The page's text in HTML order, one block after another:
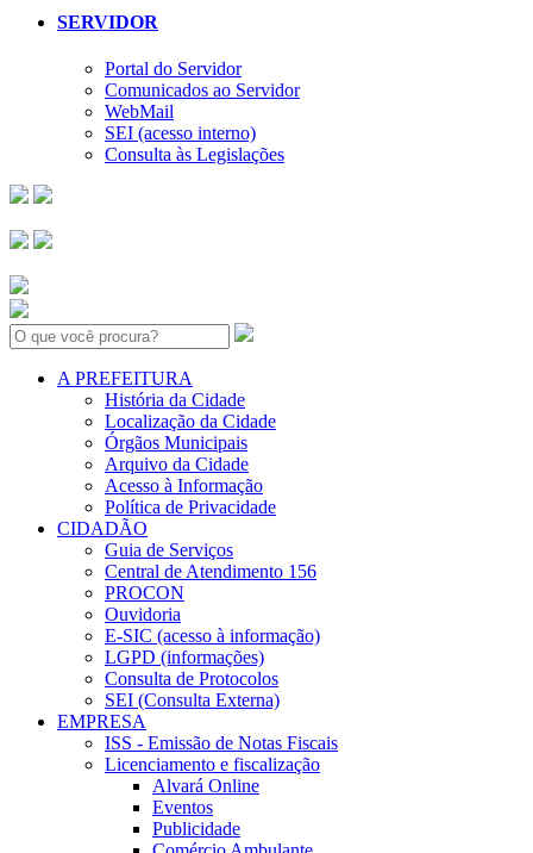
SERVIDOR
Portal do Servidor
Comunicados ao Servidor
WebMail
SEI (acesso interno)
Consulta às Legislações
Search:
A PREFEITURA
História da Cidade
Localização da Cidade
Órgãos Municipais
Arquivo da Cidade
Acesso à Informação
Política de Privacidade
CIDADÃO
Guia de Serviços
Central de Atendimento 156
PROCON
Ouvidoria
E-SIC (acesso à informação)
LGPD (informações)
Consulta de Protocolos
SEI (Consulta Externa)
EMPRESA
ISS - Emissão de Notas Fiscais
Licenciamento e fiscalização
Alvará Online
Eventos
Publicidade